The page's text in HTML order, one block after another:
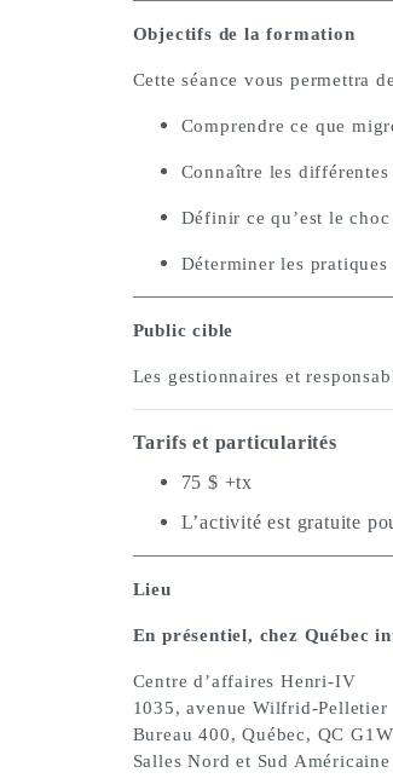
Objectifs de la formation
Cette séance vous permettra
Comprendre ce que
Connaître les différentes
Définir ce qu’est le
Déterminer les
Public cible
Les gestionnaires et
Tarifs et particularités
75 $ +tx
L’activité est gratuite
Lieu
En présentiel, chez Québec
Centre d’affaires Henri-IV
1035, avenue Wilfrid-Pelletier
Bureau 400, Québec, QC
Salles Nord et Sud Américaine